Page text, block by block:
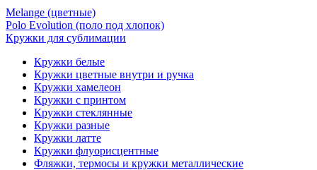
Melange (цветные)
Polo Evolution (поло под хлопок)
Кружки для сублимации
Кружки белые
Кружки цветные внутри и ручка
Кружки хамелеон
Кружки c принтом
Кружки стеклянные
Кружки разные
Кружки латте
Кружки флуорисцентные
Фляжки, термосы и кружки металлические